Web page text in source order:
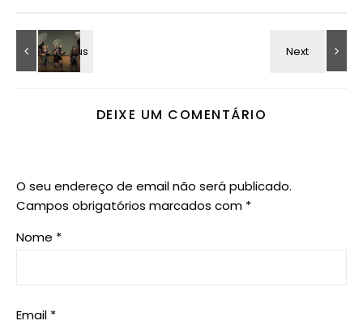
DEIXE UM COMENTÁRIO
O seu endereço de email não será publicado.
Campos obrigatórios marcados com *
Nome *
Email *